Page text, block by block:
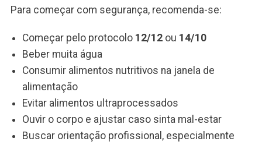
Para começar com segurança, recomenda-se:
Começar pelo protocolo 12/12ou 14/10
Beber muita água
Consumir alimentos nutritivos na janela de
alimentação
Evitar alimentos ultraprocessados
Ouvir o corpo e ajustar caso sinta mal-estar
Buscar orientação profissional, especialmente